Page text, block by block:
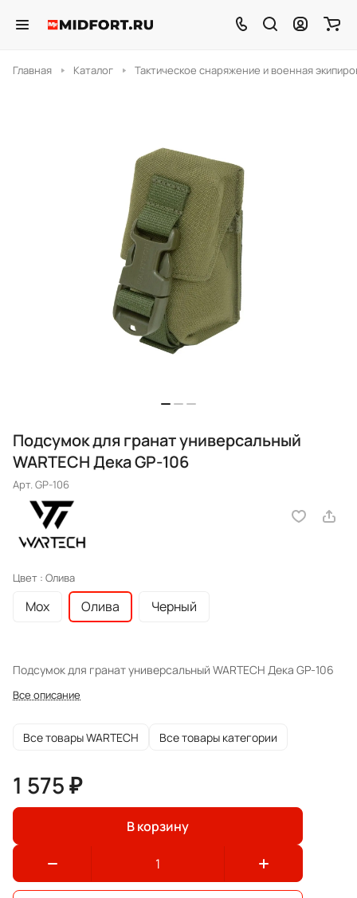
Главная Каталог Тактическое снаряжение и военная
Подсумок для гранат универсальный
WARTECH Дека GP-106
Арт.GP-106
Цвет : Олива
Мох Олива Черный
Подсумок для гранат универсальный WARTECH Дека GP-106
Все описание
Все товары WARTECH Все товары категории
1 575 ₽
В корзину